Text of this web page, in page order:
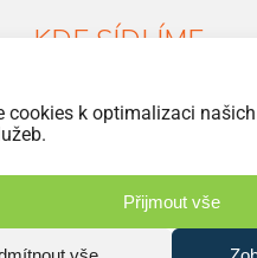
cookies k optimalizaci
Přijmout vše
KDE SÍDLÍME
+420 466 951 103